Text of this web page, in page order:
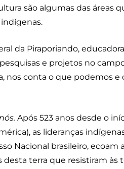
são algumas das áreas
da Piraporiando,
e projetos no
nos conta o que podemos
Após 523 anos desde o
as lideranças
Nacional brasileiro, ecoam
desta terra que resistiram